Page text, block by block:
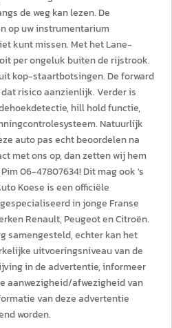
de weg kan lezen. De
op uw instrumentarium
kunt missen. Met het Lane-
per ongeluk buiten de rijstrook.
kop-staartbotsingen. De forward
risico aanzienlijk. Verder is
hill hold functie,
Natuurlijk
auto pas echt beoordelen na
met ons op, dan zetten wij hem
06-47807634! Dit mag ook 's
Koese is een officiële
in jonge Franse
Renault, Peugeot en Citroën.
samengesteld, echter kan het
uitvoeringsniveau van de
in de advertentie, informeer
aanwezigheid/afwezigheid van
van deze advertentie
worden.